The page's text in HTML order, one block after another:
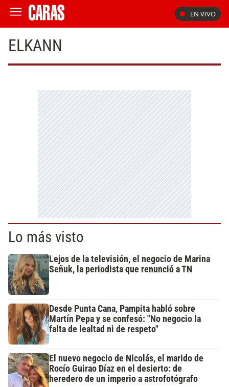
EN VIVO
ELKANN
Lo más visto
Lejos de la televisión, el negocio de Marina
Señuk, la periodista que renunció a TN
Desde Punta Cana, Pampita habló sobre
Martín Pepa y se confesó: "No negocio la
falta de lealtad ni de respeto"
El nuevo negocio de Nicolás, el marido de
Rocío Guirao Díaz en el desierto: de
heredero de un imperio a astrofotógrafo